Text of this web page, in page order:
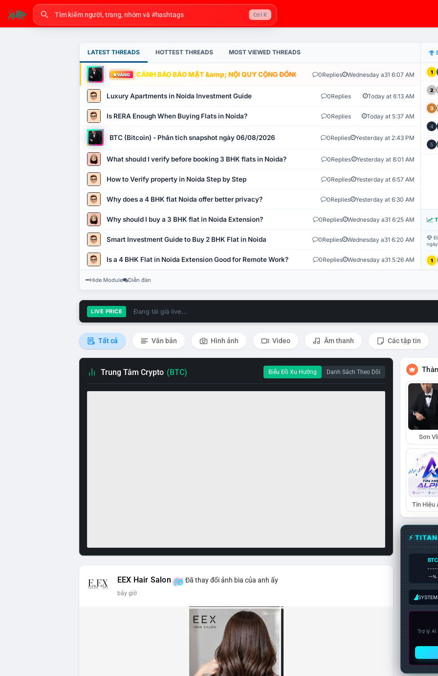
Ctrl K
LATEST THREADS HOTTEST THREADS MOST VIEWED THREADS
VÀNG CẢNH BÁO BẢO MẬT &amp; NỘI QUY CỘNG ĐỒNG VLIKE.VN: HỆ THỐNG GIÁM SÁT TỰ
0Replies Wednesday a31 6:07 AM
Luxury Apartments in Noida Investment Guide 0Replies Today at 6:13 AM
Is RERA Enough When Buying Flats in Noida? 0Replies Today at 5:37 AM
BTC (Bitcoin) - Phân tích snapshot ngày 06/08/2026 0Replies Yesterday at 2:43 PM
What should I verify before booking 3 BHK flats in Noida? 0Replies Yesterday at 8:01 AM
How to Verify property in Noida Step by Step 0Replies Yesterday at 6:57 AM
Why does a 4 BHK flat Noida offer better privacy? 0Replies Yesterday at 6:30 AM
Why should I buy a 3 BHK flat in Noida Extension? 0Replies Wednesday a31 6:25 AM
Smart Investment Guide to Buy 2 BHK Flat in Noida 0Replies Wednesday a31 6:20 AM
Is a 4 BHK Flat in Noida Extension Good for Remote Work? 0Replies Wednesday a31 5:26 AM
1
2
3
4
5
1
Hide Module Diễn đàn
LIVE PRICE Đang tải giá live...
Tất cả Văn bản Hình ảnh Video Âm thanh Các tập tin
Trung Tâm Crypto (BTC) Biểu Đồ Xu Hướng Danh Sách Theo Dõi
EEX Hair Salon Đã thay đổi ảnh bìa của anh ấy
bây giờ
Sơn
Tín Hiệu
⚡
BTC
--%
Trợ lý